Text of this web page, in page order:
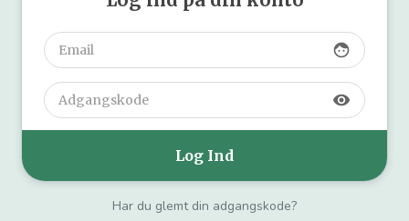
face
visibility
Har du glemt din adgangskode?